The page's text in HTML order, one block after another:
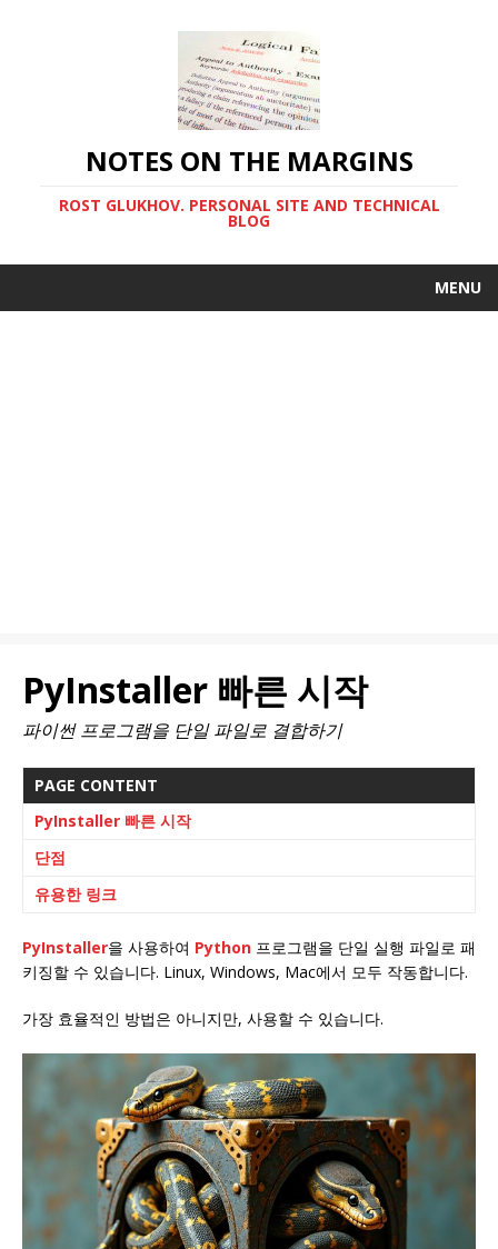
NOTES ON THE MARGINS
ROST GLUKHOV. PERSONAL SITE AND TECHNICAL
BLOG
MENU
PyInstaller 빠른 시작
파이썬 프로그램을 단일 파일로 결합하기
PAGE CONTENT
PyInstaller 빠른 시작
단점
유용한 링크
PyInstaller을 사용하여 Python 프로그램을 단일 실행 파일로 패
키징할 수 있습니다. Linux, Windows, Mac에서 모두 작동합니다.
가장 효율적인 방법은 아니지만, 사용할 수 있습니다.